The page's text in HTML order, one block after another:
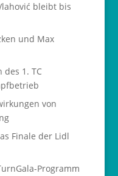
bleibt bis
und Max
1. TC
von
Finale der Lidl
Programm